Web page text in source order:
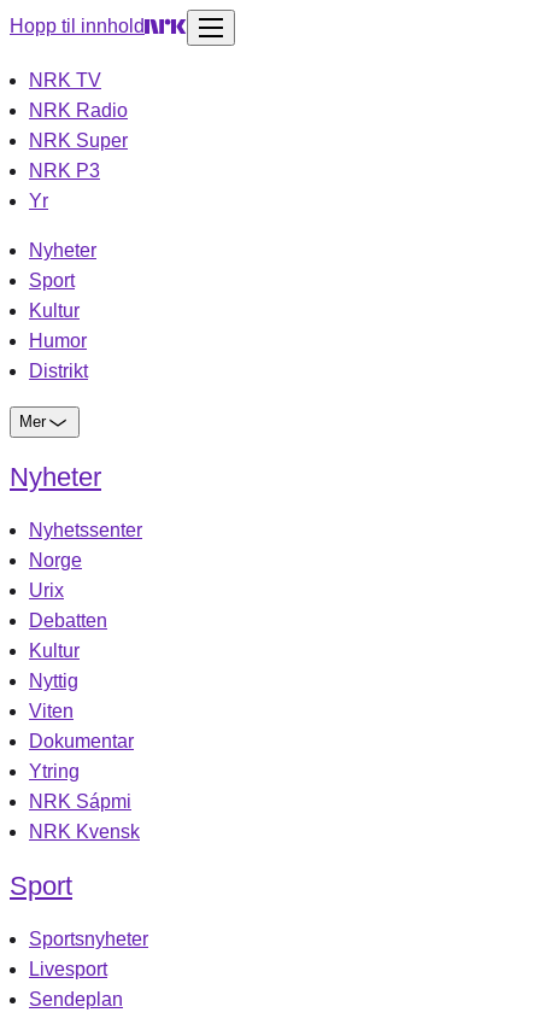
Hopp til innhold
NRK TV
NRK Radio
NRK Super
NRK P3
Yr
Nyheter
Sport
Kultur
Humor
Distrikt
Mer
Nyheter
Nyhetssenter
Norge
Urix
Debatten
Kultur
Nyttig
Viten
Dokumentar
Ytring
NRK Sápmi
NRK Kvensk
Sport
Sportsnyheter
Livesport
Sendeplan